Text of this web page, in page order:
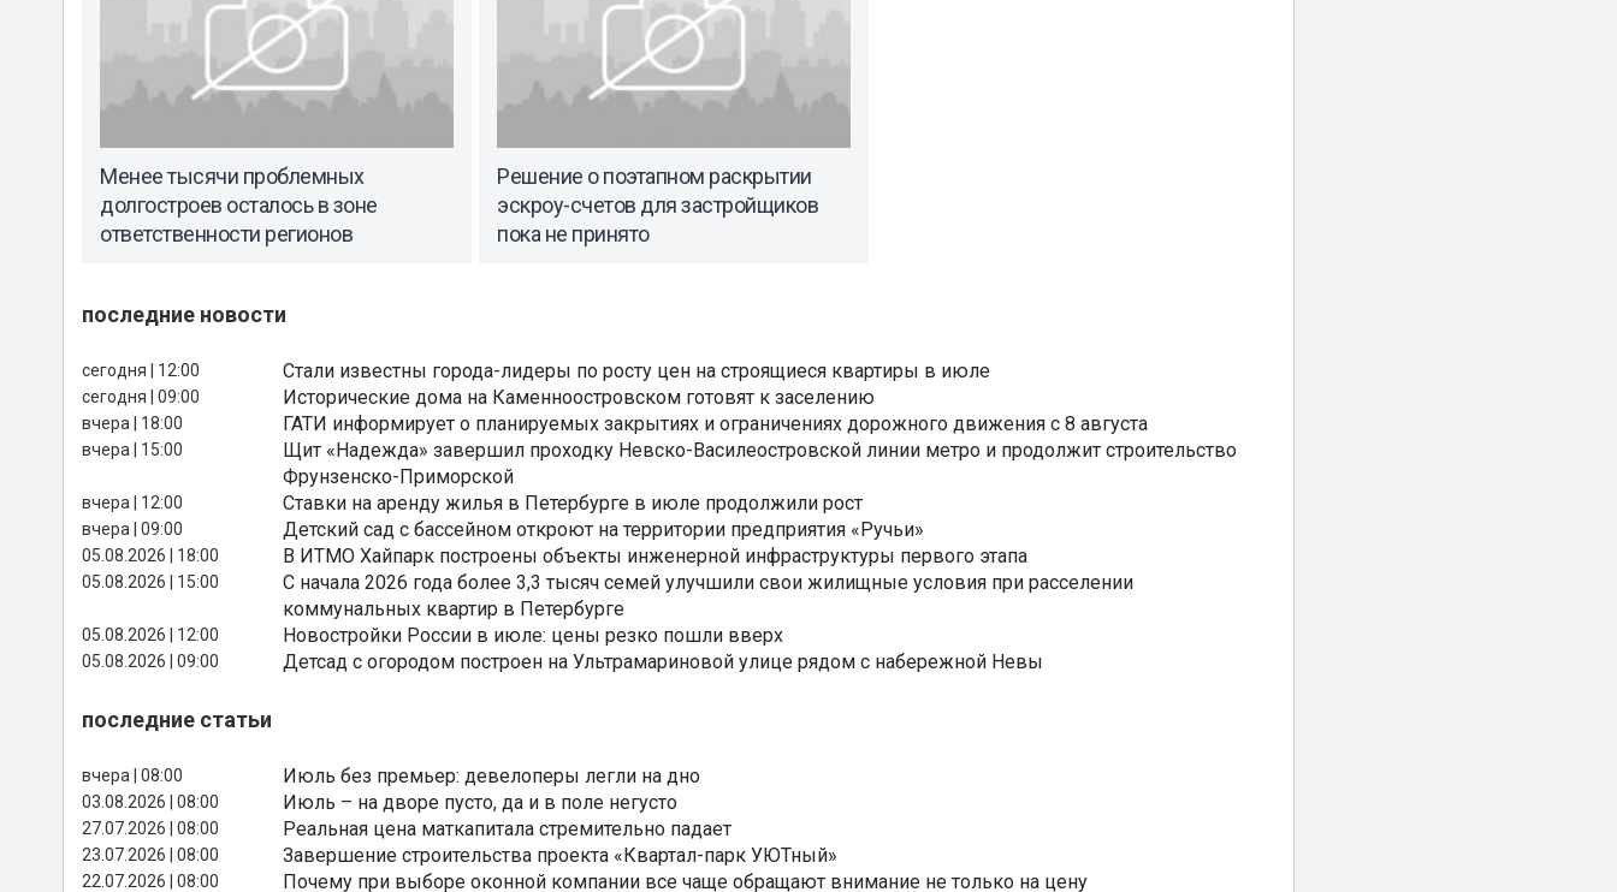
Менее тысячи проблемных
долгостроев осталось в зоне
ответственности регионов
Решение о поэтапном раскрытии
эскроу-счетов для застройщиков
пока не принято
последние новости
сегодня | 12:00 Стали известны города-лидеры по росту цен на строящиеся квартиры в июле
сегодня | 09:00 Исторические дома на Каменноостровском готовят к заселению
вчера | 18:00 ГАТИ информирует о планируемых закрытиях и ограничениях дорожного движения с 8 августа
вчера | 15:00
Щит «Надежда» завершил проходку Невско-Василеостровской линии метро и продолжит строительство
Фрунзенско-Приморской
вчера | 12:00 Ставки на аренду жилья в Петербурге в июле продолжили рост
вчера | 09:00 Детский сад с бассейном откроют на территории предприятия «Ручьи»
05.08.2026 | 18:00 В ИТМО Хайпарк построены объекты инженерной инфраструктуры первого этапа
05.08.2026 | 15:00
С начала 2026 года более 3,3 тысяч семей улучшили свои жилищные условия при расселении
коммунальных квартир в Петербурге
05.08.2026 | 12:00 Новостройки России в июле: цены резко пошли вверх
05.08.2026 | 09:00 Детсад с огородом построен на Ультрамариновой улице рядом с набережной Невы
последние статьи
вчера | 08:00 Июль без премьер: девелоперы легли на дно
03.08.2026 | 08:00 Июль – на дворе пусто, да и в поле негусто
27.07.2026 | 08:00 Реальная цена маткапитала стремительно падает
23.07.2026 | 08:00 Завершение строительства проекта «Квартал-парк УЮТный»
22.07.2026 | 08:00 Почему при выборе оконной компании все чаще обращают внимание не только на цену